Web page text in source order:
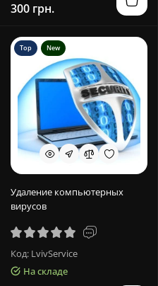
300 грн.
Top New
Удаление компьютерных
вирусов
Код: LvivService
На складе